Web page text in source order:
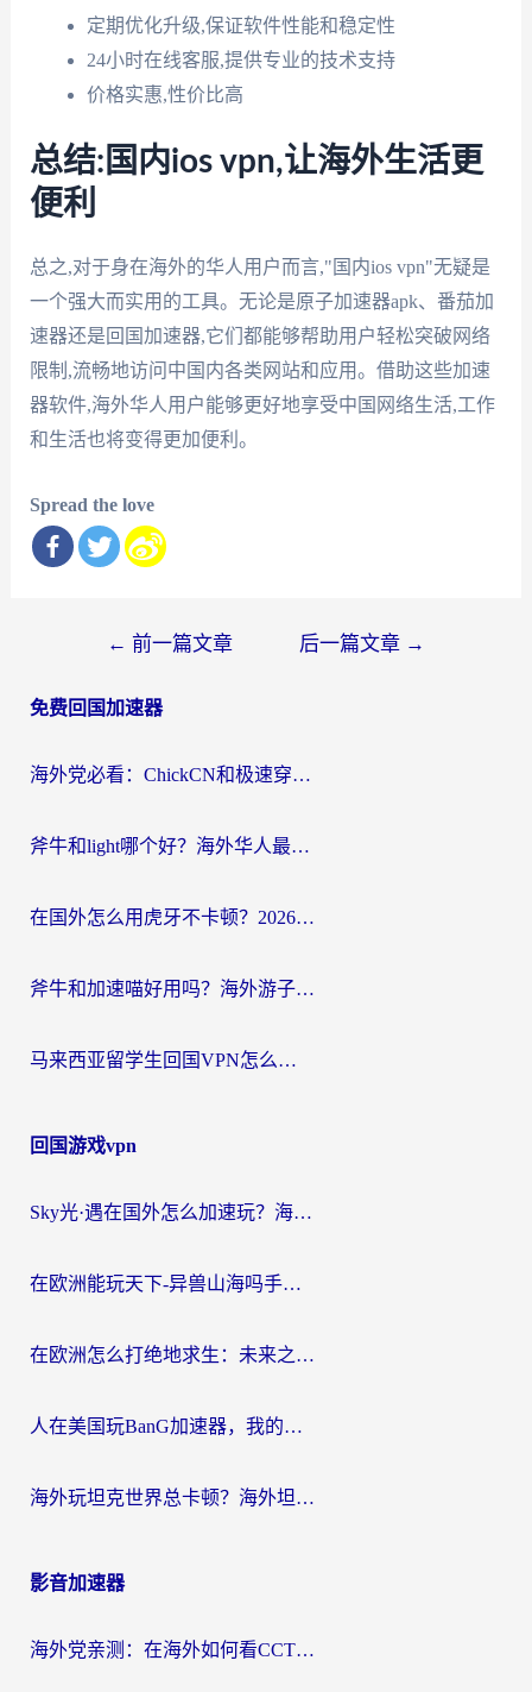
定期优化升级,保证软件性能和稳定性
24小时在线客服,提供专业的技术支持
价格实惠,性价比高
总结:国内ios vpn,让海外生活更
便利
总之,对于身在海外的华人用户而言,"国内ios vpn"无疑是
一个强大而实用的工具。无论是原子加速器apk、番茄加
速器还是回国加速器,它们都能够帮助用户轻松突破网络
限制,流畅地访问中国内各类网站和应用。借助这些加速
器软件,海外华人用户能够更好地享受中国网络生活,工作
和生活也将变得更加便利。
Spread the love
导
← 前一篇文章 后一篇文章 →
免费回国加速器
海外党必看：ChickCN和极速穿梭VPN好用吗？3招教你选对回国加速器无缝刷国内资源
斧牛和light哪个好？海外华人最关心的回国加速器选择难题，一篇讲透
在国外怎么用虎牙不卡顿？2026海外华人亲测有效的回国加速器选择指南
斧牛和加速喵好用吗？海外游子的真实选择困境
马来西亚留学生回国VPN怎么选？3个避坑点+1款实测好用的加速器推荐
回国游戏vpn
Sky光·遇在国外怎么加速玩？海外党亲测有效的国服游戏加速指南
在欧洲能玩天下-异兽山海吗手游？海外玩家的加速器生存指南
在欧洲怎么打绝地求生：未来之役不卡？留学生亲测的加速器避坑指南
人在美国玩BanG加速器，我的延迟终于绿了
海外玩坦克世界总卡顿？海外坦克世界加速器有哪些？实测好用的选择在这里
影音加速器
海外党亲测：在海外如何看CCTV？告别“仅限大陆播放”的实用指南